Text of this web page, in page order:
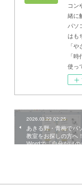
コン
緒に
パソ
はも
「
「
使っ
2026.03.22 02:25
あきる野・青梅でパ
教室をお探しの方へ！
Wordで「自分だけ